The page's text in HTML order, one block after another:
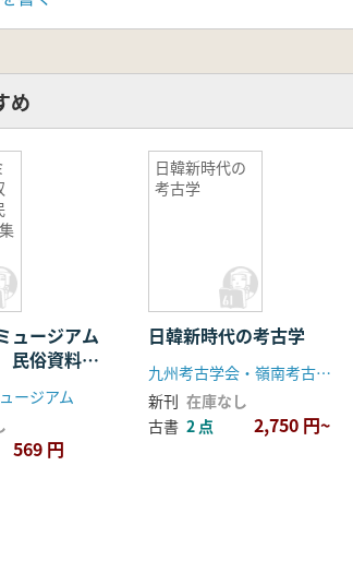
め
ュージアム
民俗資料
ージアム
569 円
日韓新時代の
考古学
日韓新時代の考古学
九州考古学会・嶺南考古学会
新刊 在庫なし
古書 2 点 2,750 円~